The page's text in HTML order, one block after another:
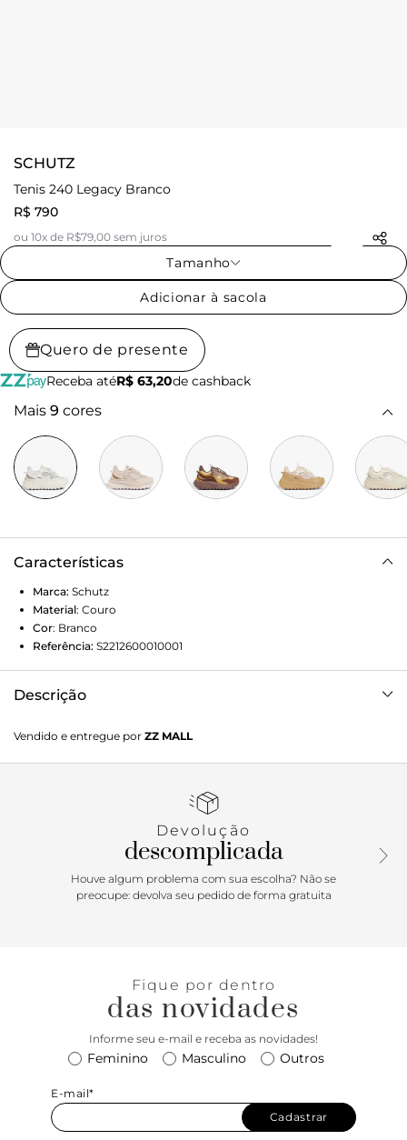
SCHUTZ
Tenis 240 Legacy Branco
R$ 790
ou 10x de R$79,00 sem juros
Tamanho
Adicionar à sacola
Quero de presente
Receba atéR$ 63,20de cashback
Mais 9 cores
Características
Marca: Schutz
Material: Couro
Cor: Branco
Referência: S2212600010001
Descrição
Inspirado na tendencia dos chunky sneakers, este modelo
em tons de off-white e branco com detalhes prateados traz
e design imponente garantem conforto e destaque por
combine estilo, personalidade e o máximo de conforto no
dia a dia. O 240 Legacy é a peça-chave para elevar seu
street style e deixar sua marca. Prepare-se para caminhar
com confiança e muito estilo!
Vendido e entregue por ZZ MALL
Devolução
descomplicada
Houve algum problema com sua escolha? Não se
preocupe: devolva seu pedido de forma gratuita
Fique por dentro
das novidades
Informe seu e-mail e receba as novidades!
Feminino Masculino Outros
E-mail*
Cadastrar